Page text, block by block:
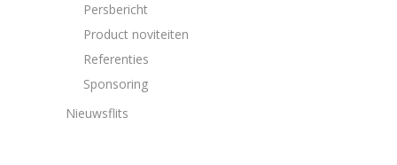
Persbericht
Product noviteiten
Referenties
Sponsoring
Nieuwsflits